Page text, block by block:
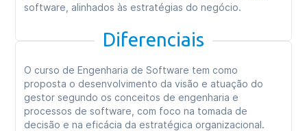
software, alinhados às estratégias do negócio.
Diferenciais
O curso de Engenharia de Software tem como
proposta o desenvolvimento da visão e atuação do
gestor segundo os conceitos de engenharia e
processos de software, com foco na tomada de
decisão e na eficácia da estratégica organizacional.